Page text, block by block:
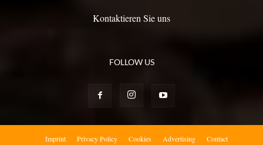
Kontaktieren Sie uns
FOLLOW US
Imprint Privacy Policy Cookies Advertising Contact